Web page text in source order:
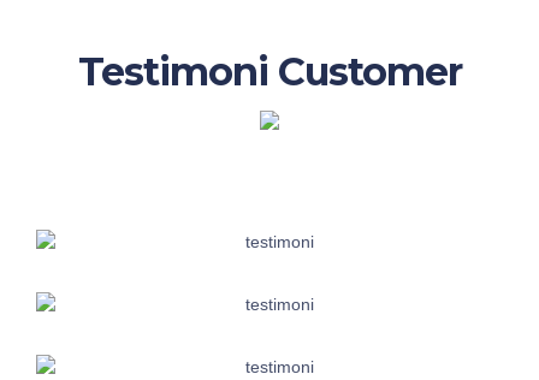
Testimoni Customer